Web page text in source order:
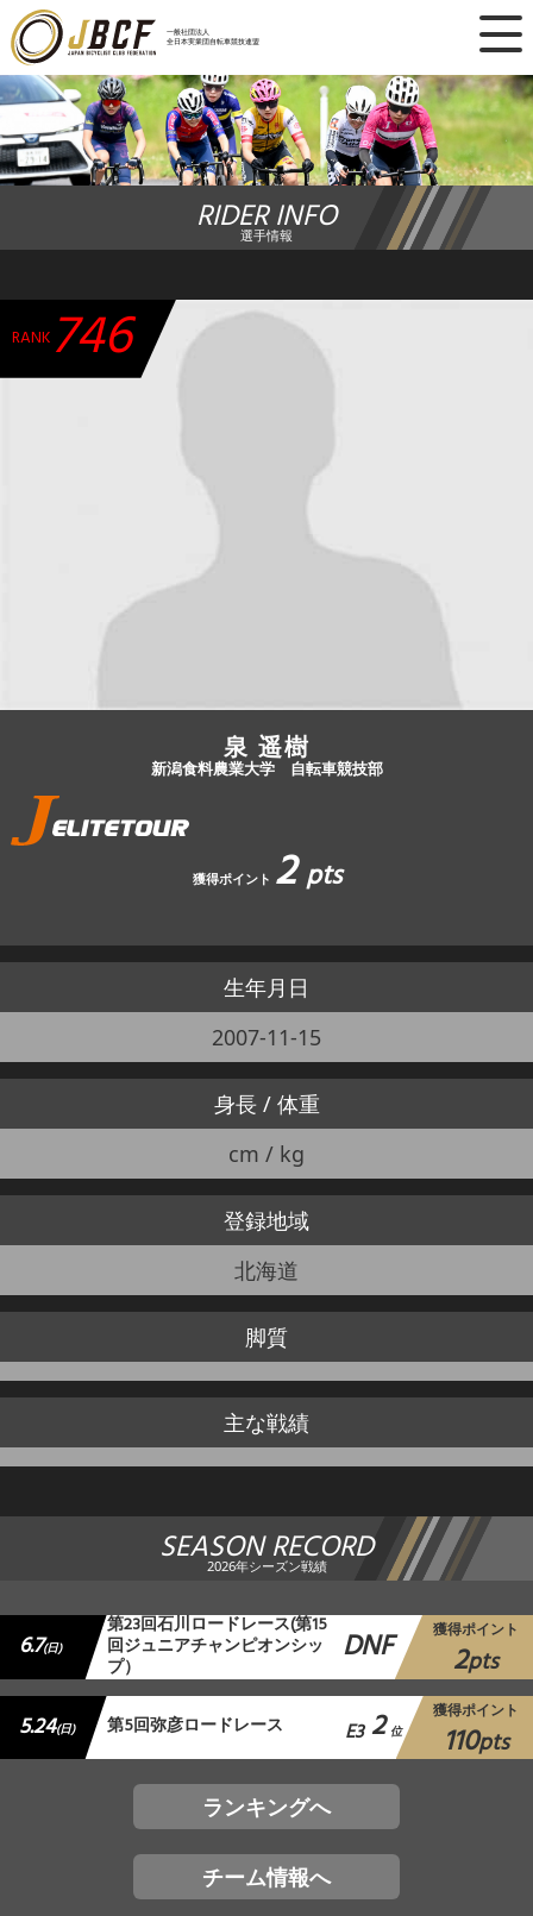
一般社団法人
全日本実業団自転車競技連盟
×
ニュース
レース日程
ランキング
チーム・選手
加盟・登録
エントリー
JBCF ROAD SERIESとは
RIDER INFO
選手情報
RANK 746
泉 遥樹
新潟食料農業大学 自転車競技部
獲得ポイント 2pts
生年月日
2007-11-15
身長 / 体重
cm / kg
登録地域
北海道
脚質
主な戦績
SEASON RECORD
2026年シーズン戦績
6.7(日)
第23回石川ロードレース(第15
回ジュニアチャンピオンシッ
プ） DNF 獲得ポイント
2pts
5.24(日) 第5回弥彦ロードレース E3 2 位
獲得ポイント
110pts
ランキングへ
チーム情報へ